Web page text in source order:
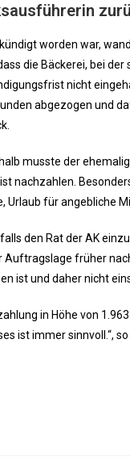
worden war,
die Bäckerei, bei
nicht
abgezogen und
musste der
nachzahlen.
Urlaub für angebliche
den Rat der AK
früher
ist und daher nicht
in Höhe von
ist immer sinnvoll.“, so